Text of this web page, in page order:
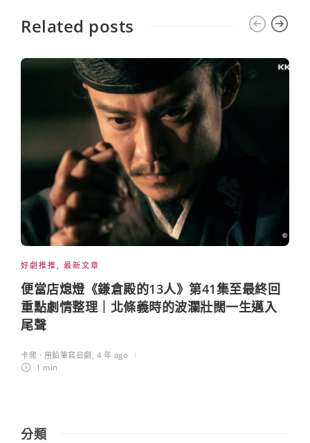
Related posts
好劇推推 最新文章
便當店熄燈《鎌倉殿的13人》第41集至最終回
重點劇情整理｜北條義時的波瀾壯闊一生邁入
尾聲
卡爬 · 用鉛筆寫日劇
4 年 ago
1 min
分類